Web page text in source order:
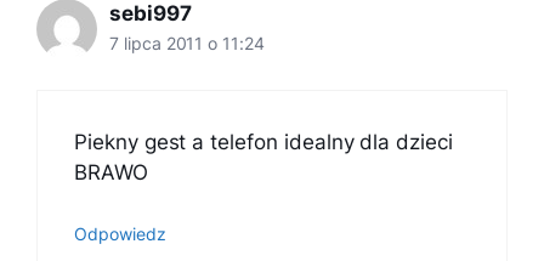
sebi997
7 lipca 2011 o 11:24
Piekny gest a telefon idealny dla dzieci
BRAWO
Odpowiedz